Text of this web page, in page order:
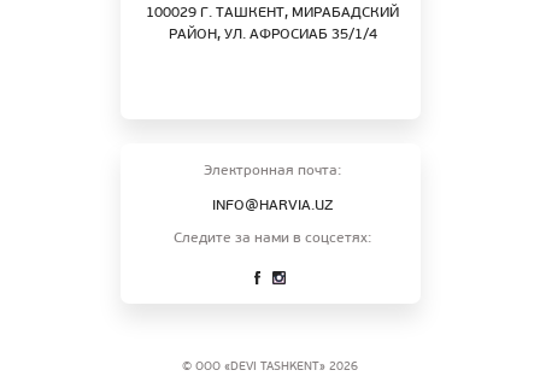
100029 Г. ТАШКЕНТ, МИРАБАДСКИЙ
РАЙОН, УЛ. АФРОСИАБ 35/1/4
Электронная почта:
INFO@HARVIA.UZ
Следите за нами в соцсетях:
© ООО «DEVI TASHKENT» 2026